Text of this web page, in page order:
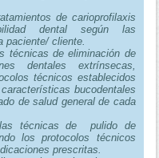
de carioprofilaxis
dental según las
paciente/ cliente.
técnicas de eliminación de
dentales extrínsecas,
técnicos establecidos
bucodentales
de salud general de cada
técnicas de pulido de
los protocolos técnicos
prescritas.